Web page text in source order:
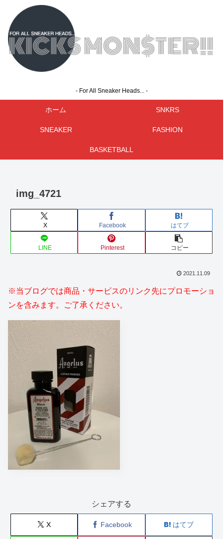
- For All Sneaker Heads... -
ホーム SNKRS
SNEAKER FASHION
BASKETBALL
img_4721
X Facebook はてブ
LINE Pinterest コピー
2021.11.09
※当ブログでは商品・サービスのリンク先にプロモーショ
ンを含みます。ご了承ください。
シェアする
X Facebook はてブ